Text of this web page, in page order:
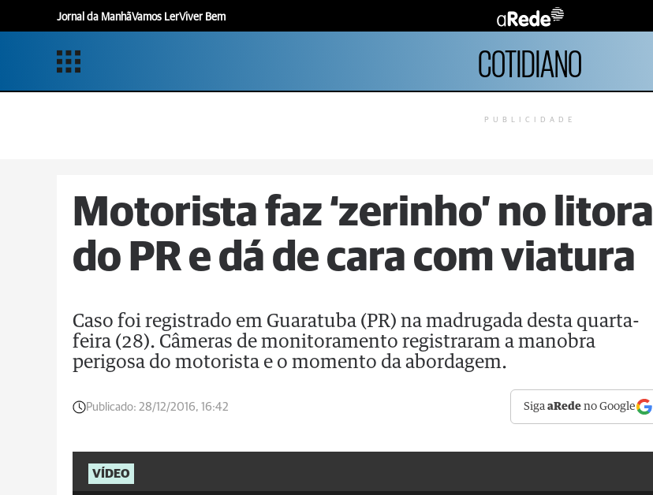
Jornal da ManhãVamos LerViver Bem
COTIDIANO
PUBLICIDADE
Motorista faz ‘zerinho’ no litoral
do PR e dá de cara com viatura
Caso foi registrado em Guaratuba (PR) na madrugada desta quarta-
feira (28). Câmeras de monitoramento registraram a manobra
perigosa do motorista e o momento da abordagem.
Publicado: 28/12/2016, 16:42 SigaaRede no Google
VÍDEO